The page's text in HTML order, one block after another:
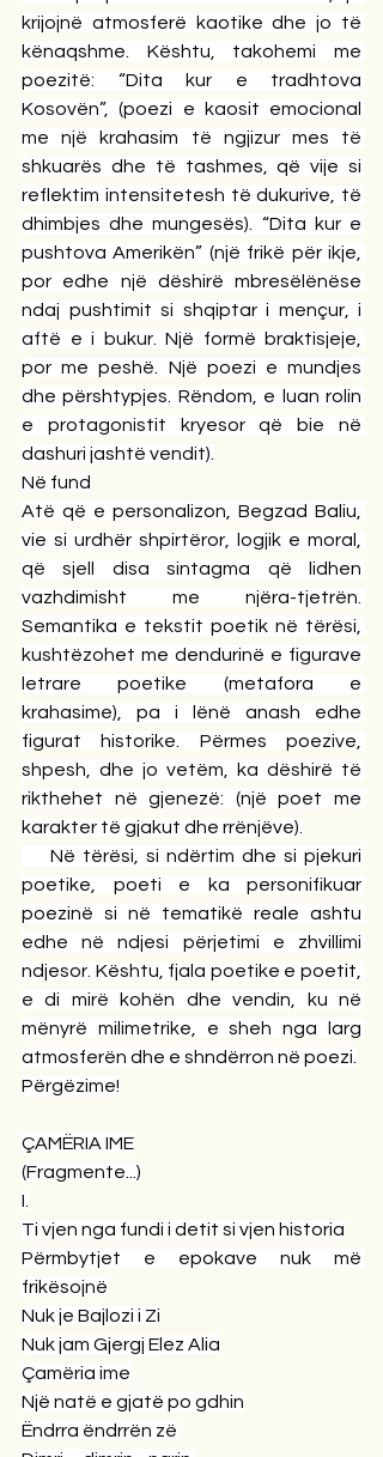
krijojnë atmosferë kaotike dhe jo të
kënaqshme. Kështu, takohemi me
poezitë: “Dita kur e tradhtova
Kosovën”, (poezi e kaosit emocional
me një krahasim të ngjizur mes të
shkuarës dhe të tashmes, që vije si
reflektim intensitetesh të dukurive, të
dhimbjes dhe mungesës). “Dita kur e
pushtova Amerikën” (një frikë për ikje,
por edhe një dëshirë mbresëlënëse
ndaj pushtimit si shqiptar i mençur, i
aftë e i bukur. Një formë braktisjeje,
por me peshë. Një poezi e mundjes
dhe përshtypjes. Rëndom, e luan rolin
e protagonistit kryesor që bie në
dashuri jashtë vendit).
Në fund
Atë që e personalizon, Begzad Baliu,
vie si urdhër shpirtëror, logjik e moral,
që sjell disa sintagma që lidhen
vazhdimisht me njëra-tjetrën.
Semantika e tekstit poetik në tërësi,
kushtëzohet me dendurinë e figurave
letrare poetike (metafora e
krahasime), pa i lënë anash edhe
figurat historike. Përmes poezive,
shpesh, dhe jo vetëm, ka dëshirë të
rikthehet në gjenezë: (një poet me
karakter të gjakut dhe rrënjëve).
Në tërësi, si ndërtim dhe si pjekuri
poetike, poeti e ka personifikuar
poezinë si në tematikë reale ashtu
edhe në ndjesi përjetimi e zhvillimi
ndjesor. Kështu, fjala poetike e poetit,
e di mirë kohën dhe vendin, ku në
mënyrë milimetrike, e sheh nga larg
atmosferën dhe e shndërron në poezi.
Përgëzime!
ÇAMËRIA IME
(Fragmente...)
I.
Ti vjen nga fundi i detit si vjen historia
Përmbytjet e epokave nuk më
frikësojnë
Nuk je Bajlozi i Zi
Nuk jam Gjergj Elez Alia
Çamëria ime
Një natë e gjatë po gdhin
Ëndrra ëndrrën zë